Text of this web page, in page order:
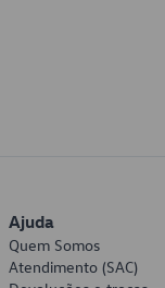
Ajuda
Quem Somos
Atendimento (SAC)